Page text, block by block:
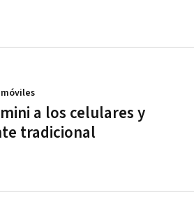
a los celulares y
tradicional